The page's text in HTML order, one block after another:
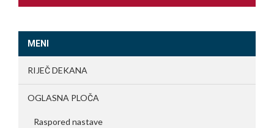
MENI
RIJEČ DEKANA
OGLASNA PLOČA
Raspored nastave